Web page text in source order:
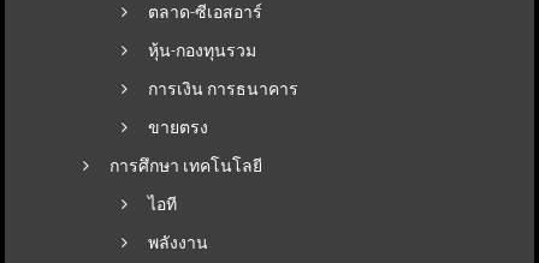
ตลาด-ซีเอสอาร์
หุ้น-กองทุนรวม
การเงิน การธนาคาร
ขายตรง
การศึกษา เทคโนโลยี
ไอที
พลังงาน